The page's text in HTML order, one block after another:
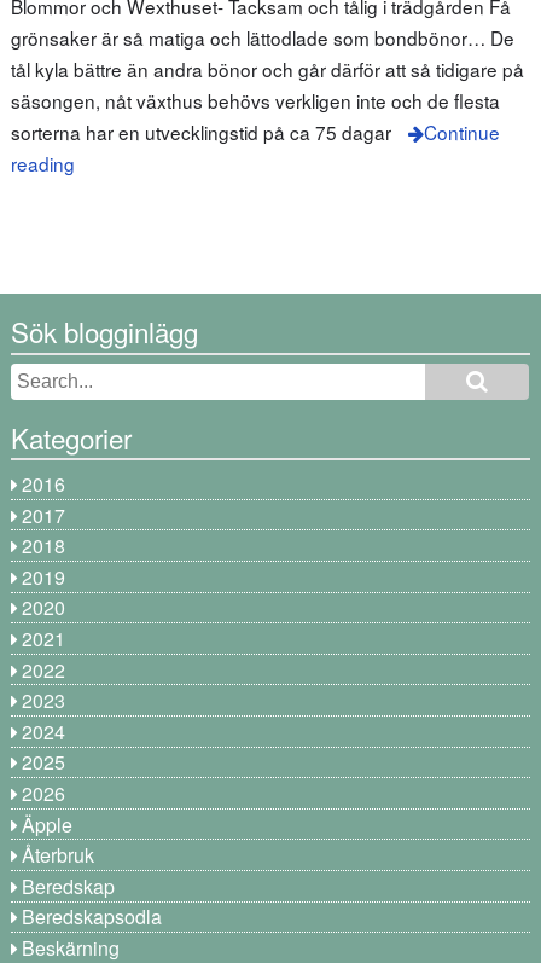
Blommor och Wexthuset- Tacksam och tålig i trädgården Få
grönsaker är så matiga och lättodlade som bondbönor… De
tål kyla bättre än andra bönor och går därför att så tidigare på
säsongen, nåt växthus behövs verkligen inte och de flesta
sorterna har en utvecklingstid på ca 75 dagar
Continue
reading
Sök blogginlägg
Kategorier
2016
2017
2018
2019
2020
2021
2022
2023
2024
2025
2026
Äpple
Återbruk
Beredskap
Beredskapsodla
Beskärning